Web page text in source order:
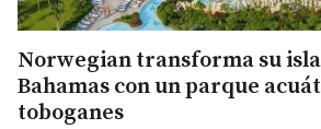
Norwegian transforma su
Bahamas con un parque
toboganes